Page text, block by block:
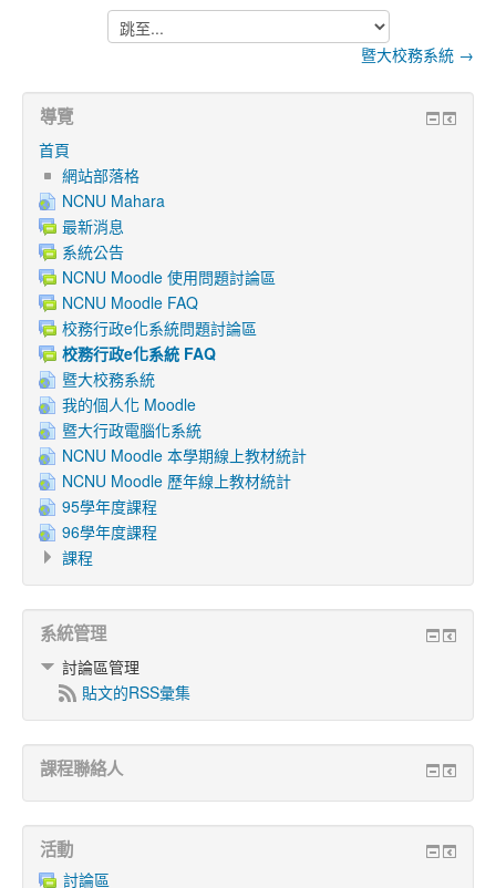
跳
至...
暨大校務系統 →
導覽
首頁
網站部落格
NCNU Mahara
最新消息
系統公告
NCNU Moodle 使用問題討論區
NCNU Moodle FAQ
校務行政e化系統問題討論區
校務行政e化系統 FAQ
暨大校務系統
我的個人化 Moodle
暨大行政電腦化系統
NCNU Moodle 本學期線上教材統計
NCNU Moodle 歷年線上教材統計
95學年度課程
96學年度課程
課程
系統管理
討論區管理
貼文的RSS彙集
課程聯絡人
活動
討論區